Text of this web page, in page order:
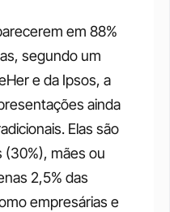
em 88%
segundo um
e da Ipsos, a
ainda
Elas são
mães ou
2,5% das
empresárias e